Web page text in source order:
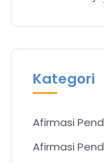
Kategori
Afirmasi
Afirmasi